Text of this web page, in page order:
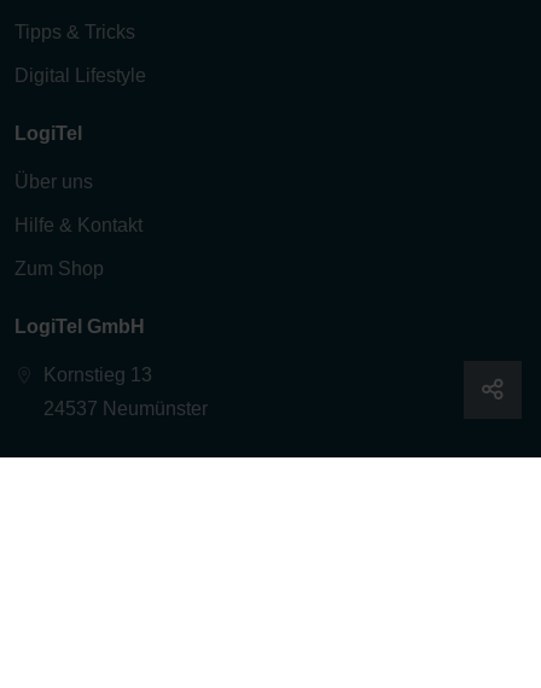
Tipps & Tricks
Digital Lifestyle
LogiTel
Über uns
Hilfe & Kontakt
Zum Shop
LogiTel GmbH
Kornstieg 13
24537 Neumünster